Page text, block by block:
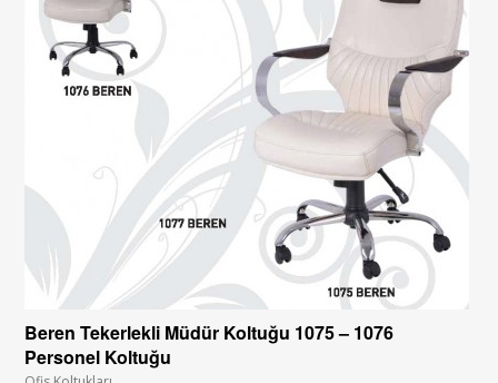
Beren Tekerlekli Müdür Koltuğu 1075 – 1076
Personel Koltuğu